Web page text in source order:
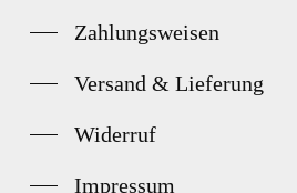
Zahlungsweisen
Versand & Lieferung
Widerruf
Impressum